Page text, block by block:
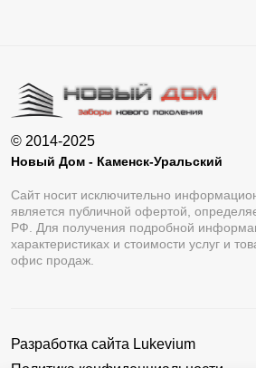
© 2014-2025
Новый Дом - Каменск-Уральский
Сайт носит исключительно
является публичной офертой,
РФ. Для получения подробной
характеристиках и стоимости услуг и
офис продаж.
Разработка сайта Lukevium